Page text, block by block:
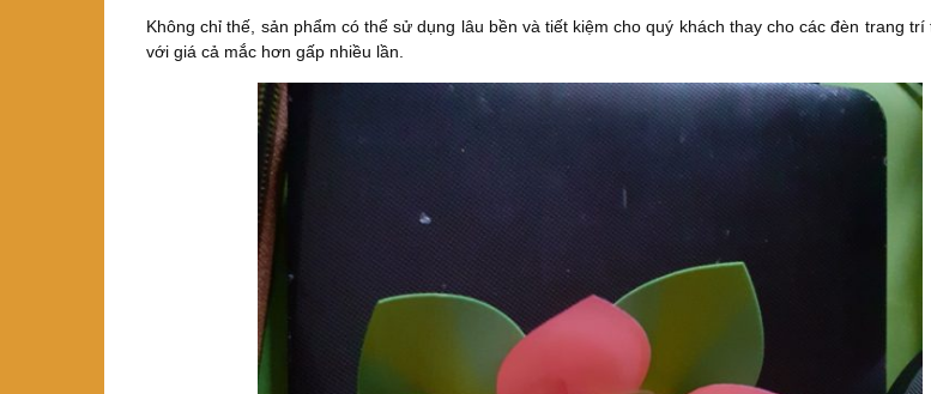
Không chỉ thế, sản phẩm có thể sử dụng lâu bền và tiết kiệm cho quý khách thay cho các đèn trang
với giá cả mắc hơn gấp nhiều lần.